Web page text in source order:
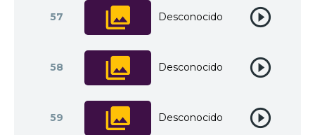
57 Desconocido
58 Desconocido
59 Desconocido